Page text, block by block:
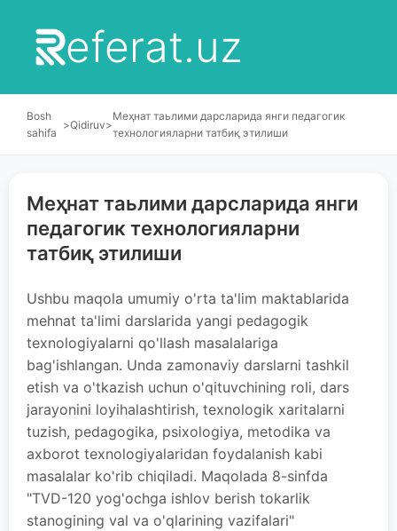
eferat.uz
Bosh
sahifa
>Qidiruv>
Меҳнат таьлими дарсларида янги педагогик
технологияларни татбиқ этилиши
Меҳнат таьлими дарсларида янги
педагогик технологияларни
татбиқ этилиши
Ushbu maqola umumiy o'rta ta'lim maktablarida
mehnat ta'limi darslarida yangi pedagogik
texnologiyalarni qo'llash masalalariga
bag'ishlangan. Unda zamonaviy darslarni tashkil
etish va o'tkazish uchun o'qituvchining roli, dars
jarayonini loyihalashtirish, texnologik xaritalarni
tuzish, pedagogika, psixologiya, metodika va
axborot texnologiyalaridan foydalanish kabi
masalalar ko'rib chiqiladi. Maqolada 8-sinfda
"TVD-120 yog'ochga ishlov berish tokarlik
stanogining val va o'qlarining vazifalari"